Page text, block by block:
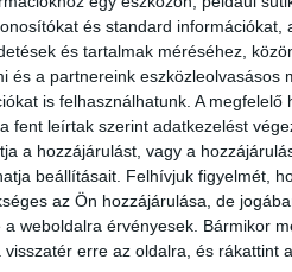
és standard információkat,
és tartalmak méréséhez,
és a partnereink eszközleolvasásos
is felhasználhatunk. A megfelelő
fent leírtak szerint adatkezelést
a hozzájárulást, vagy a
beállításait. Felhívjuk figyelmét,
az Ön hozzájárulása, de
weboldalra érvényesek. Bármikor
erre az oldalra, és rákattint
(és az egyik kapus) is
ennek meg is lett az
már a negyedik sikere volt